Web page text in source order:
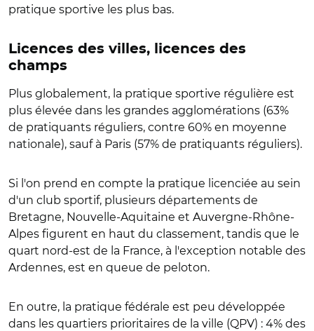
pratique sportive les plus bas.
Licences des villes, licences des
champs
Plus globalement, la pratique sportive régulière est
plus élevée dans les grandes agglomérations (63%
de pratiquants réguliers, contre 60% en moyenne
nationale), sauf à Paris (57% de pratiquants réguliers).
Si l'on prend en compte la pratique licenciée au sein
d'un club sportif, plusieurs départements de
Bretagne, Nouvelle-Aquitaine et Auvergne-Rhône-
Alpes figurent en haut du classement, tandis que le
quart nord-est de la France, à l'exception notable des
Ardennes, est en queue de peloton.
En outre, la pratique fédérale est peu développée
dans les quartiers prioritaires de la ville (QPV) : 4% des